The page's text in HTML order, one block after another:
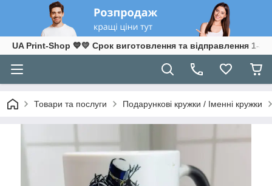
UA Print-Shop ​💙💛 Срок виготовлення та відправлення 1-3
Товари та послуги Подарункові кружки / Іменні кружки